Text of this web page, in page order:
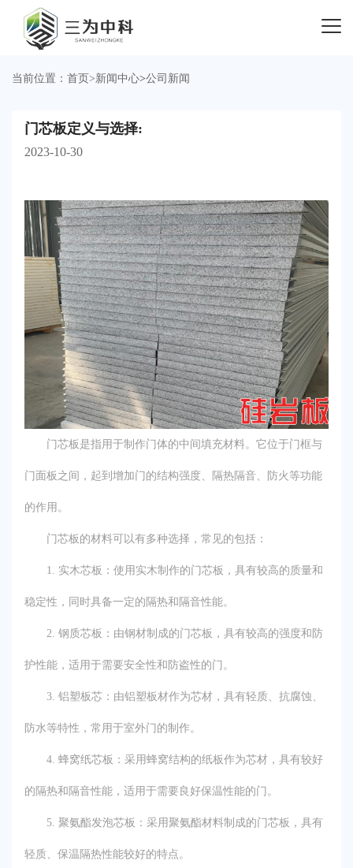
当前位置： 首页 >新闻中心>公司新闻
门芯板定义与选择:
2023-10-30
门芯板是指用于制作门体的中间填充材料。它位于门框与
门面板之间，起到增加门的结构强度、隔热隔音、防火等功能
的作用。
门芯板的材料可以有多种选择，常见的包括：
1. 实木芯板：使用实木制作的门芯板，具有较高的质量和
稳定性，同时具备一定的隔热和隔音性能。
2. 钢质芯板：由钢材制成的门芯板，具有较高的强度和防
护性能，适用于需要安全性和防盗性的门。
3. 铝塑板芯：由铝塑板材作为芯材，具有轻质、抗腐蚀、
防水等特性，常用于室外门的制作。
4. 蜂窝纸芯板：采用蜂窝结构的纸板作为芯材，具有较好
的隔热和隔音性能，适用于需要良好保温性能的门。
5. 聚氨酯发泡芯板：采用聚氨酯材料制成的门芯板，具有
轻质、保温隔热性能较好的特点。